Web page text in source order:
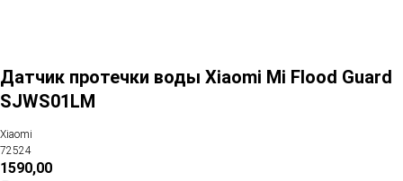
Датчик протечки воды Xiaomi Mi Flood Guard
SJWS01LM
Xiaomi
72524
1590,00